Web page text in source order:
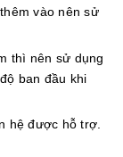
vào nên sử
thì nên sử dụng
ban đầu khi
hệ được hỗ trợ.